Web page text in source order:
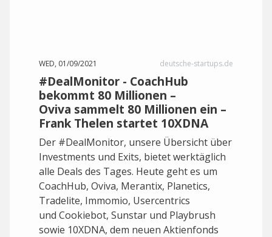
WED, 01/09/2021 deutsche-startups.de
#DealMonitor - CoachHub
bekommt 80 Millionen –
Oviva sammelt 80 Millionen ein –
Frank Thelen startet 10XDNA
Der #DealMonitor, unsere Übersicht über
Investments und Exits, bietet werktäglich
alle Deals des Tages. Heute geht es um
CoachHub, Oviva, Merantix, Planetics,
Tradelite, Immomio, Usercentrics
und Cookiebot, Sunstar und Playbrush
sowie 10XDNA, dem neuen Aktienfonds